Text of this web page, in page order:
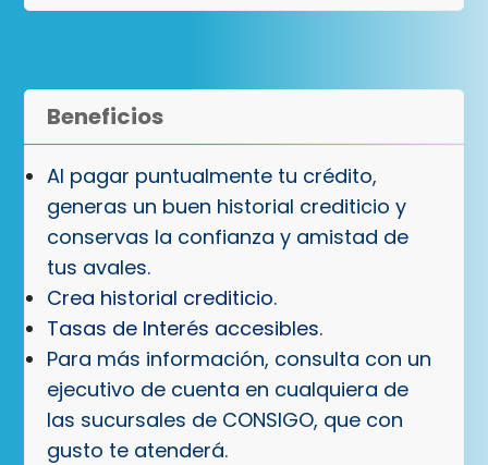
Beneficios
Al pagar puntualmente tu crédito,
generas un buen historial crediticio y
conservas la confianza y amistad de
tus avales.
Crea historial crediticio.
Tasas de Interés accesibles.
Para más información, consulta con un
ejecutivo de cuenta en cualquiera de
las sucursales de CONSIGO, que con
gusto te atenderá.